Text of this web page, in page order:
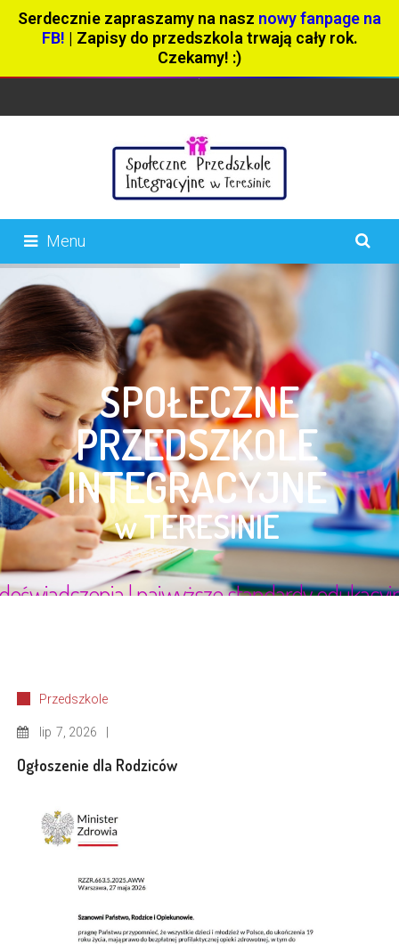
Serdecznie zapraszamy na nasz nowy fanpage na
FB! | Zapisy do przedszkola trwają cały rok.
Czekamy! :)
Menu
Przedszkole
lip 7, 2026
Ogłoszenie dla Rodziców